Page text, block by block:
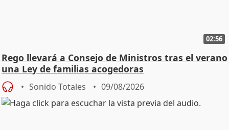
02:56
Rego llevará a Consejo de Ministros tras el verano
una Ley de familias acogedoras
Sonido Totales 09/08/2026